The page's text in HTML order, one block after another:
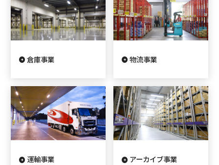
倉庫事業 物流事業
運輸事業 アーカイブ事業